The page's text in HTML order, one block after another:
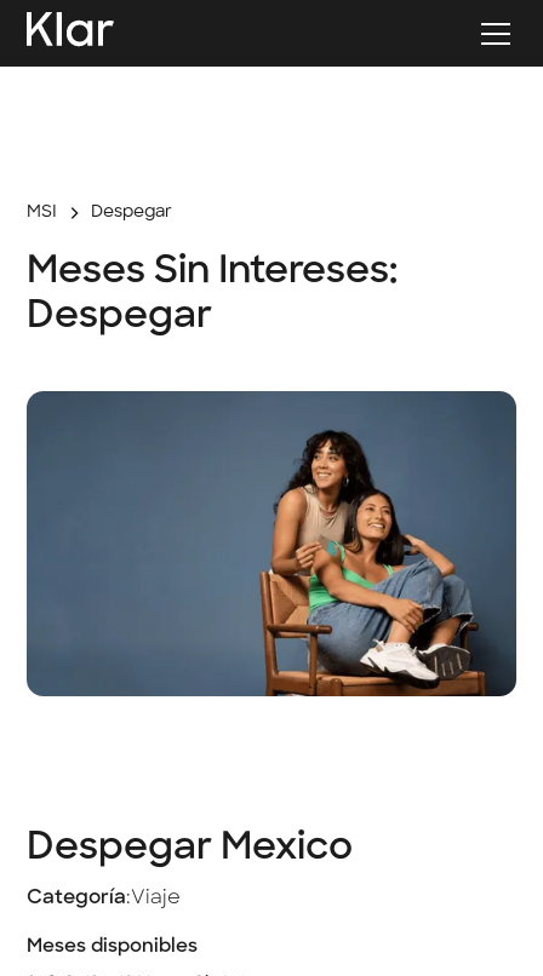
MSI Despegar
Meses Sin Intereses:
Despegar
Despegar Mexico
Categoría:Viaje
Meses disponibles